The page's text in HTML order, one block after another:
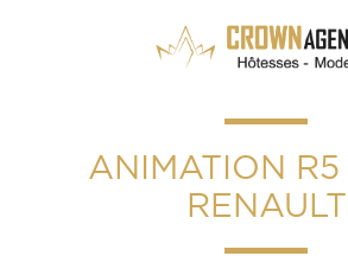
ANIMATION R5
RENAULT